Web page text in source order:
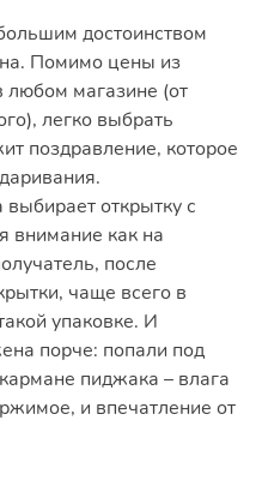
достоинством
Помимо цены из
любом магазине (от
легко выбрать
поздравление, которое
открытку с
внимание как на
после
чаще всего в
упаковке. И
порче: попали под
пиджака – влага
и впечатление от